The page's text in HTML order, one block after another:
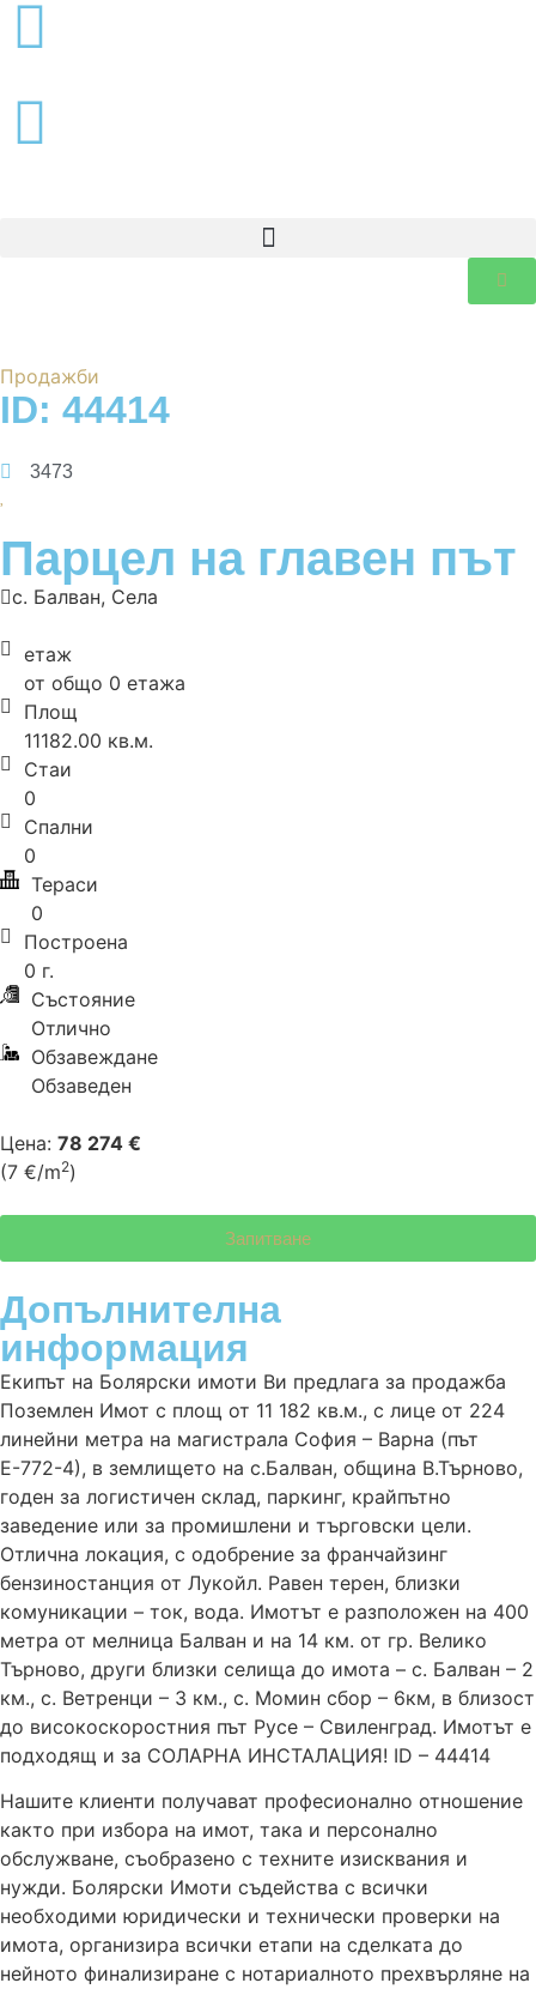
Продажби
ID: 44414
3473
Парцел на главен път
с. Балван, Села
етаж
от общо 0 етажа
Площ
11182.00 кв.м.
Стаи
0
Спални
0
Тераси
0
Построена
0 г.
Състояние
Отлично
Обзавеждане
Обзаведен
Цена: 78 274 €
(7 €/m2)
Запитване
Допълнителна
информация
Екипът на Болярски имоти Ви предлага за продажба
Поземлен Имот с площ от 11 182 кв.м., с лице от 224
линейни метра на магистрала София – Варна (път
Е-772-4), в землището на с.Балван, община В.Търново,
годен за логистичен склад, паркинг, крайпътно
заведение или за промишлени и търговски цели.
Отлична локация, с одобрение за франчайзинг
бензиностанция от Лукойл. Равен терен, близки
комуникации – ток, вода. Имотът е разположен на 400
метра от мелница Балван и на 14 км. от гр. Велико
Търново, други близки селища до имота – с. Балван – 2
км., с. Ветренци – 3 км., с. Момин сбор – 6км, в близост
до високоскоростния път Русе – Свиленград. Имотът е
подходящ и за СОЛАРНА ИНСТАЛАЦИЯ! ID – 44414
Нашите клиенти получават професионално отношение
както при избора на имот, така и персонално
обслужване, съобразено с техните изисквания и
нужди. Болярски Имоти съдейства с всички
необходими юридически и технически проверки на
имота, организира всички етапи на сделката до
нейното финализиране с нотариалното прехвърляне на